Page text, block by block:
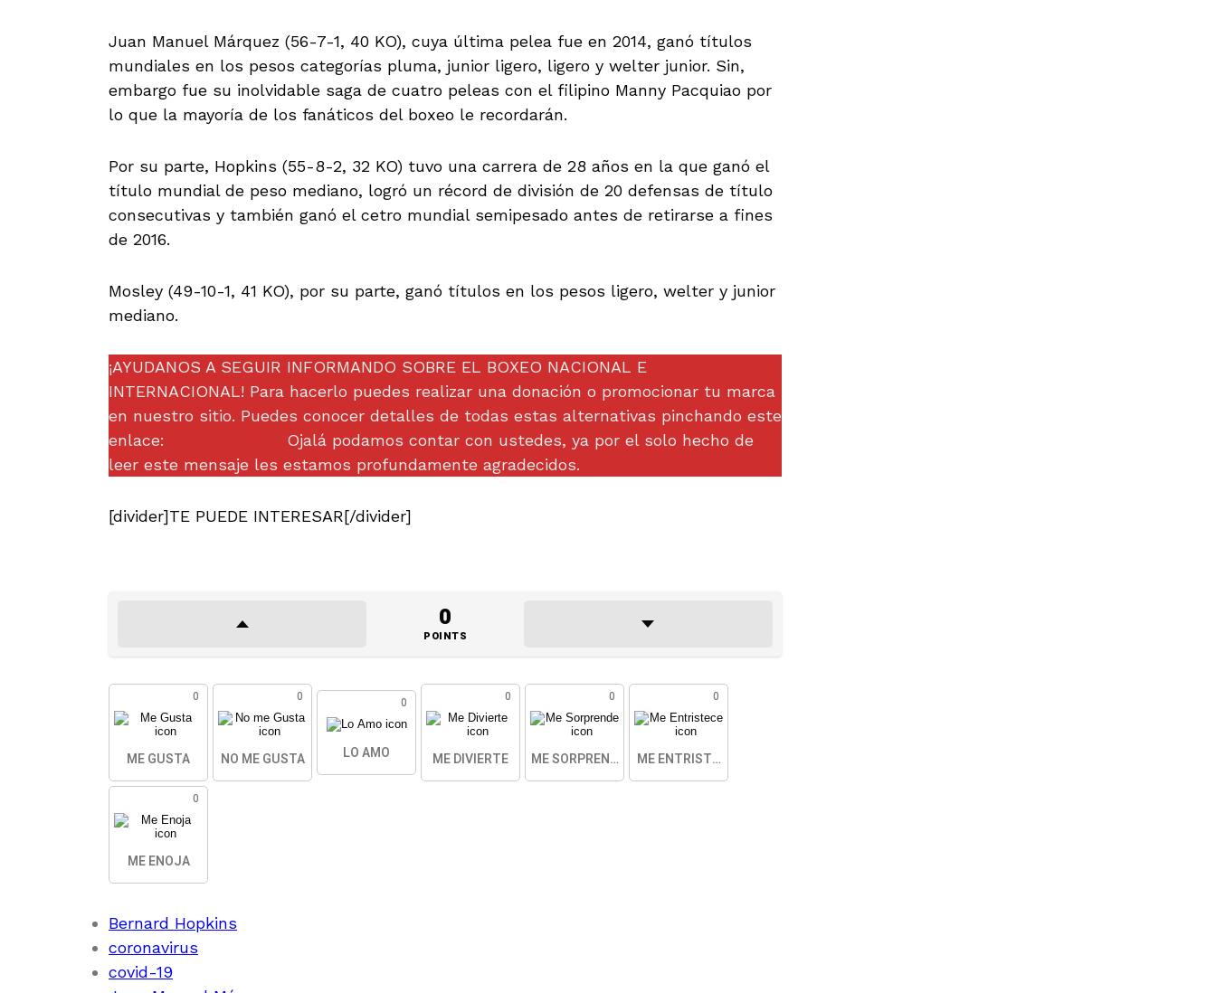
Juan Manuel Márquez (56-7-1, 40 KO), cuya última pelea fue en 2014, ganó títulos
mundiales en los pesos categorías pluma, junior ligero, ligero y welter junior. Sin,
embargo fue su inolvidable saga de cuatro peleas con el filipino Manny Pacquiao por
lo que la mayoría de los fanáticos del boxeo le recordarán.
Por su parte, Hopkins (55-8-2, 32 KO) tuvo una carrera de 28 años en la que ganó el
título mundial de peso mediano, logró un récord de división de 20 defensas de título
consecutivas y también ganó el cetro mundial semipesado antes de retirarse a fines
de 2016.
Mosley (49-10-1, 41 KO), por su parte, ganó títulos en los pesos ligero, welter y junior
mediano.
¡AYUDANOS A SEGUIR INFORMANDO SOBRE EL BOXEO NACIONAL E
INTERNACIONAL! Para hacerlo puedes realizar una donación o promocionar tu marca
en nuestro sitio. Puedes conocer detalles de todas estas alternativas pinchando este
enlace:
Ojalá podamos contar con ustedes, ya por el solo hecho de
leer este mensaje les estamos profundamente agradecidos.
[divider]TE PUEDE INTERESAR[/divider]
0
POINTS
0
ME GUSTA
0
NO ME GUSTA
0
LO AMO
0
ME DIVIERTE
0
ME SORPRENDE
0
ME ENTRISTECE
0
ME ENOJA
Bernard Hopkins
coronavirus
covid-19